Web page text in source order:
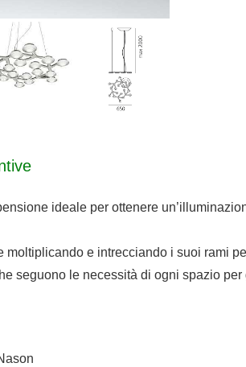
ideale per ottenere
moltiplicando e intrecciando i suoi rami
seguono le necessità di ogni spazio